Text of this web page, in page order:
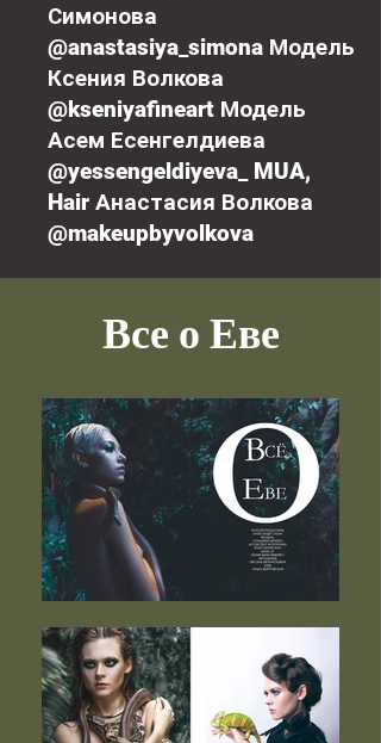
Симонова
@anastasiya_simona Модель
Ксения Волкова
@kseniyafineart Модель
Асем Есенгелдиева
@yessengeldiyeva_ MUA,
Hair Анастасия Волкова
@makeupbyvolkova
Все о Еве